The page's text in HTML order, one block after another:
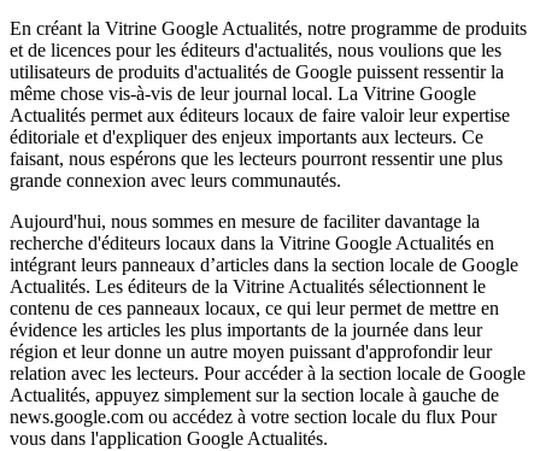
En créant la Vitrine Google Actualités, notre programme de produits
et de licences pour les éditeurs d'actualités, nous voulions que les
utilisateurs de produits d'actualités de Google puissent ressentir la
même chose vis-à-vis de leur journal local. La Vitrine Google
Actualités permet aux éditeurs locaux de faire valoir leur expertise
éditoriale et d'expliquer des enjeux importants aux lecteurs. Ce
faisant, nous espérons que les lecteurs pourront ressentir une plus
grande connexion avec leurs communautés.
Aujourd'hui, nous sommes en mesure de faciliter davantage la
recherche d'éditeurs locaux dans la Vitrine Google Actualités en
intégrant leurs panneaux d’articles dans la section locale de Google
Actualités. Les éditeurs de la Vitrine Actualités sélectionnent le
contenu de ces panneaux locaux, ce qui leur permet de mettre en
évidence les articles les plus importants de la journée dans leur
région et leur donne un autre moyen puissant d'approfondir leur
relation avec les lecteurs. Pour accéder à la section locale de Google
Actualités, appuyez simplement sur la section locale à gauche de
news.google.com ou accédez à votre section locale du flux Pour
vous dans l'application Google Actualités.